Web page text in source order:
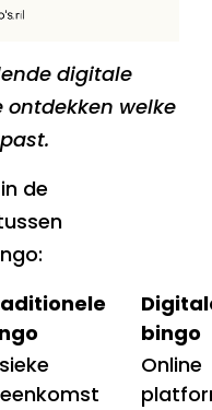
digitale
welke
de
bingo
Online